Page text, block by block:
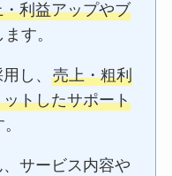
利益アップやブ
ます。
用し、売上・粗利
トしたサポート
サービス内容や